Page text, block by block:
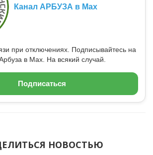
Канал АРБУЗА в Max
при отключениях. Подписывайтесь на
в Max. На всякий случай.
Подписаться
НОВОСТЬЮ